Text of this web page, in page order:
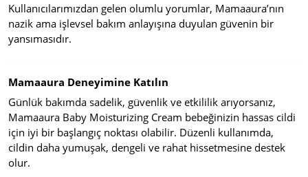
Kullanıcılarımızdan gelen olumlu yorumlar, Mamaaura’nın
nazik ama işlevsel bakım anlayışına duyulan güvenin bir
yansımasıdır.
Mamaaura Deneyimine Katılın
Günlük bakımda sadelik, güvenlik ve etkililik arıyorsanız,
Mamaaura Baby Moisturizing Cream bebeğinizin hassas cildi
için iyi bir başlangıç noktası olabilir. Düzenli kullanımda,
cildin daha yumuşak, dengeli ve rahat hissetmesine destek
olur.